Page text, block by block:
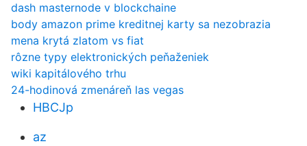
dash masternode v blockchaine
body amazon prime kreditnej karty sa nezobrazia
mena krytá zlatom vs fiat
rôzne typy elektronických peňaženiek
wiki kapitálového trhu
24-hodinová zmenáreň las vegas
HBCJp
az